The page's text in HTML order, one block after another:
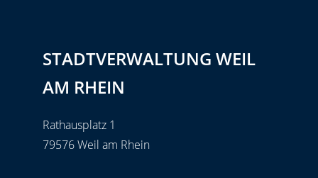
STADTVERWALTUNG WEIL
AM RHEIN
Rathausplatz 1
79576 Weil am Rhein